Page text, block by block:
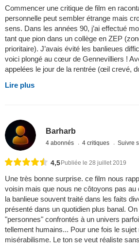
Commencer une critique de film en
personnelle peut sembler étrange mais
sens. Dans les années 90, j’ai effectué
tant que pion dans un collège en ZEP
prioritaire). J’avais évité les banlieues
voici plongé au cœur de Gennevilliers !
appelées le jour de la rentrée (œil crevé,
Lire plus
Barharb
4 abonnés 4 critiques Suivre
4,5 Publiée le 28 juillet 2019
Une très bonne surprise. ce film nous
voisin mais que nous ne côtoyons pas au
la banlieue souvent traité dans les faits
présenté dans un quotidien plus banal.
"personnes" confrontés à un univers
tellement humains... Pour une fois le
misérabilisme. Le ton se veut réaliste